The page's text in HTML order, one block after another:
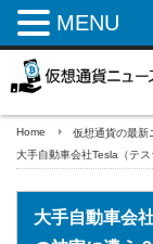
Home
仮想通貨の最新
大手自動車会社Tesla（テ
大手自動車会
MENU